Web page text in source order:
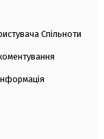
Спільноти